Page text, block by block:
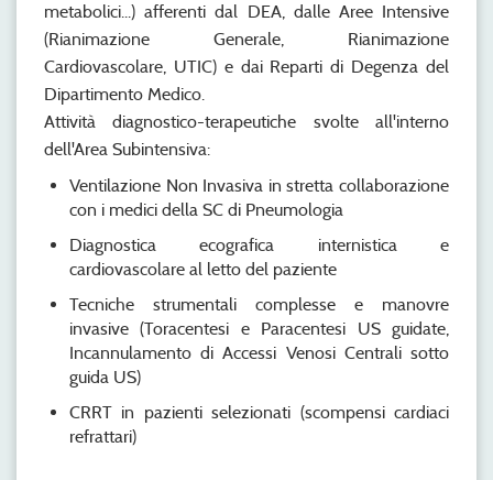
metabolici...) afferenti dal DEA, dalle Aree Intensive
(Rianimazione Generale, Rianimazione
Cardiovascolare, UTIC) e dai Reparti di Degenza del
Dipartimento Medico.
Attività diagnostico-terapeutiche svolte all'interno
dell'Area Subintensiva:
Ventilazione Non Invasiva in stretta collaborazione
con i medici della SC di Pneumologia
Diagnostica ecografica internistica e
cardiovascolare al letto del paziente
Tecniche strumentali complesse e manovre
invasive (Toracentesi e Paracentesi US guidate,
Incannulamento di Accessi Venosi Centrali sotto
guida US)
CRRT in pazienti selezionati (scompensi cardiaci
refrattari)